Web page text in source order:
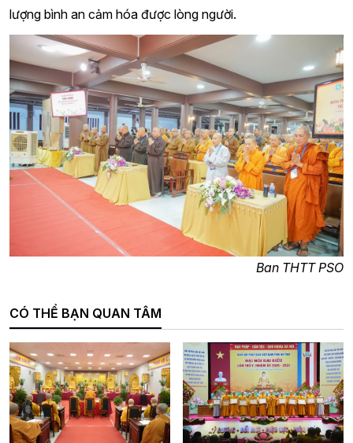
lượng bình an cảm hóa được lòng người.
Ban THTT PSO
CÓ THỂ BẠN QUAN TÂM